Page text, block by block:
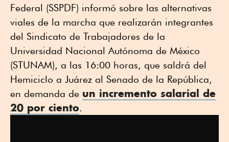
Federal (SSPDF) informó sobre las alternativas
viales de la marcha que realizarán integrantes
del Sindicato de Trabajadores de la
Universidad Nacional Autónoma de México
(STUNAM), a las 16:00 horas, que saldrá del
Hemiciclo a Juárez al Senado de la República,
en demanda de un incremento salarial de
20 por ciento.